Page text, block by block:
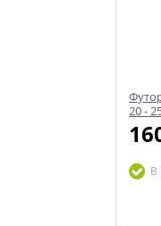
20 -
В